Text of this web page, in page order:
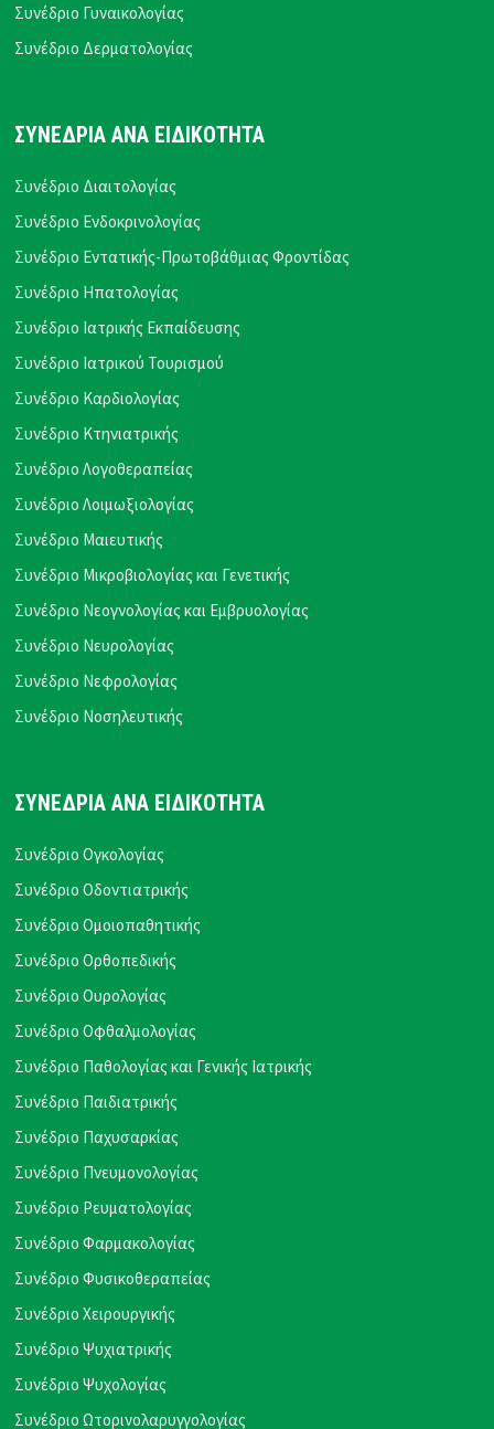
Συνέδριο Γυναικολογίας
Συνέδριο Δερματολογίας
ΣΥΝΕΔΡΙΑ ΑΝΑ ΕΙΔΙΚΟΤΗΤΑ
Συνέδριο Διαιτολογίας
Συνέδριο Ενδοκρινολογίας
Συνέδριο Εντατικής-Πρωτοβάθμιας Φροντίδας
Συνέδριο Ηπατολογίας
Συνέδριο Ιατρικής Εκπαίδευσης
Συνέδριο Ιατρικού Τουρισμού
Συνέδριο Καρδιολογίας
Συνέδριο Κτηνιατρικής
Συνέδριο Λογοθεραπείας
Συνέδριο Λοιμωξιολογίας
Συνέδριο Μαιευτικής
Συνέδριο Μικροβιολογίας και Γενετικής
Συνέδριο Νεογνολογίας και Εμβρυολογίας
Συνέδριο Νευρολογίας
Συνέδριο Νεφρολογίας
Συνέδριο Νοσηλευτικής
ΣΥΝΕΔΡΙΑ ΑΝΑ ΕΙΔΙΚΟΤΗΤΑ
Συνέδριο Ογκολογίας
Συνέδριο Οδοντιατρικής
Συνέδριο Ομοιοπαθητικής
Συνέδριο Ορθοπεδικής
Συνέδριο Ουρολογίας
Συνέδριο Οφθαλμολογίας
Συνέδριο Παθολογίας και Γενικής Ιατρικής
Συνέδριο Παιδιατρικής
Συνέδριο Παχυσαρκίας
Συνέδριο Πνευμονολογίας
Συνέδριο Ρευματολογίας
Συνέδριο Φαρμακολογίας
Συνέδριο Φυσικοθεραπείας
Συνέδριο Χειρουργικής
Συνέδριο Ψυχιατρικής
Συνέδριο Ψυχολογίας
Συνέδριο Ωτορινολαρυγγολογίας